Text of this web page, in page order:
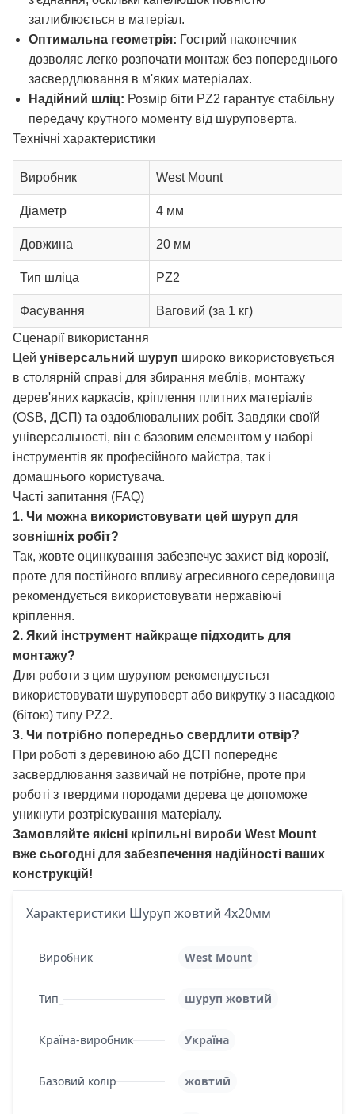
заглиблюється в матеріал.
Оптимальна геометрія: Гострий наконечник
дозволяє легко розпочати монтаж без попереднього
засвердлювання в м'яких матеріалах.
Надійний шліц: Розмір біти PZ2 гарантує стабільну
передачу крутного моменту від шуруповерта.
Технічні характеристики
Виробник West Mount
Діаметр 4 мм
Довжина 20 мм
Тип шліца PZ2
Фасування
Ваговий (за 1 кг)
Сценарії використання
Цей універсальний шуруп широко використовується
в столярній справі для збирання меблів, монтажу
дерев'яних каркасів, кріплення плитних матеріалів
(OSB, ДСП) та оздоблювальних робіт. Завдяки своїй
універсальності, він є базовим елементом у наборі
інструментів як професійного майстра, так і
домашнього користувача.
Часті запитання (FAQ)
1. Чи можна використовувати цей шуруп для
зовнішніх робіт?
Так, жовте оцинкування забезпечує захист від корозії,
проте для постійного впливу агресивного середовища
рекомендується використовувати нержавіючі
кріплення.
2. Який інструмент найкраще підходить для
монтажу?
Для роботи з цим шурупом рекомендується
використовувати шуруповерт або викрутку з насадкою
(бітою) типу PZ2.
3. Чи потрібно попередньо свердлити отвір?
При роботі з деревиною або ДСП попереднє
засвердлювання зазвичай не потрібне, проте при
роботі з твердими породами дерева це допоможе
уникнути розтріскування матеріалу.
Замовляйте якісні кріпильні вироби West Mount
вже сьогодні для забезпечення надійності ваших
конструкцій!
Характеристики Шуруп жовтий 4х20мм
Виробник West Mount
Тип_ шуруп жовтий
Країна-виробник Україна
Базовий колір жовтий